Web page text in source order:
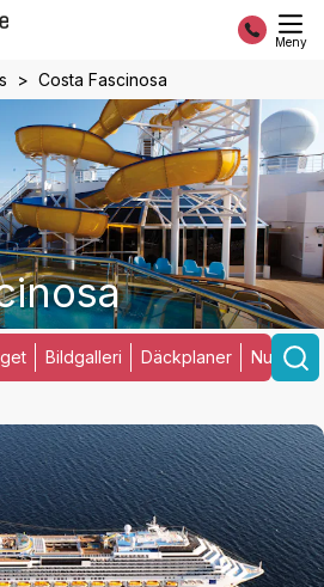
Meny
Costa Fascinosa
Bildgalleri Däckplaner